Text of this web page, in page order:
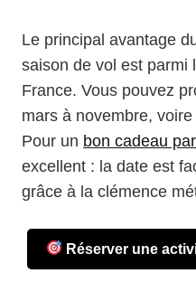
Le principal avantage
saison de vol est parmi
France. Vous pouvez
mars à novembre,
Pour un bon cadeau
excellent : la date est
grâce à la clémence
Réserver une